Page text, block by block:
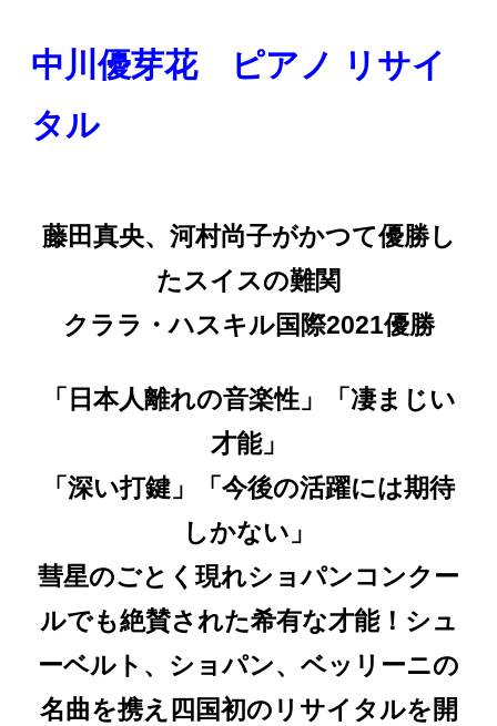
中川優芽花 ピアノ リサイ
タル
藤田真央、河村尚子がかつて優勝し
たスイスの難関
クララ・ハスキル国際2021優勝
「日本人離れの音楽性」「凄まじい
才能」
「深い打鍵」「今後の活躍には期待
しかない」
彗星のごとく現れショパンコンクー
ルでも絶賛された希有な才能！ シュ
ーベルト、ショパン、ベッリーニの
名曲を携え 四国初のリサイタルを開